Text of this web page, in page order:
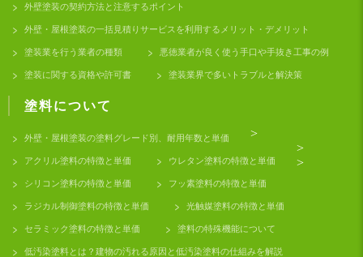
外壁塗装の契約方法と注意するポイント
外壁・屋根塗装の一括見積りサービスを利用するメリット・デメリット
塗装業を行う業者の種類 悪徳業者が良く使う手口や手抜き工事の例
塗装に関する資格や許可書 塗装業界で多いトラブルと解決策
塗料について
外壁・屋根塗装の塗料グレード別、耐用年数と単価
アクリル塗料の特徴と単価 ウレタン塗料の特徴と単価
シリコン塗料の特徴と単価 フッ素塗料の特徴と単価
ラジカル制御塗料の特徴と単価 光触媒塗料の特徴と単価
セラミック塗料の特徴と単価 塗料の特殊機能について
低汚染塗料とは？建物の汚れる原因と低汚染塗料の仕組みを解説
>
>
>